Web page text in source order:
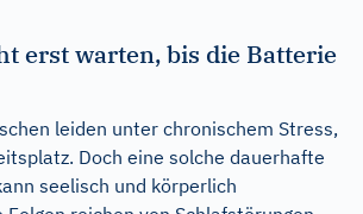
erst warten, bis die Batterie
leiden unter chronischem Stress,
Doch eine solche dauerhafte
seelisch und körperlich